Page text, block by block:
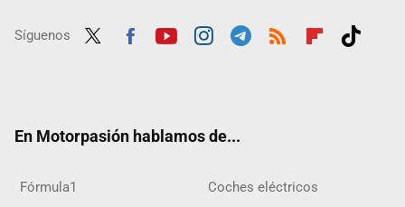
Síguenos
En Motorpasión hablamos de...
Fórmula1 Coches eléctricos